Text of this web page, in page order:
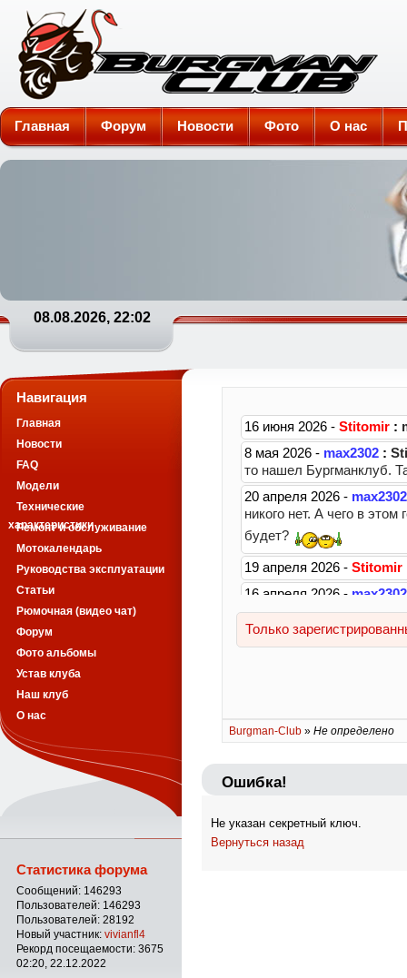
Burgman-Club
Главная Форум Новости Фото О нас
08.08.2026, 22:02
Burgman-Club » Не определено
Ошибка!
Не указан секретный ключ.
Вернуться назад
Навигация
Главная
Новости
FAQ
Модели
Технические
характеристики
Ремонт и обслуживание
Мотокалендарь
Руководства эксплуатации
Статьи
Рюмочная (видео чат)
Форум
Фото альбомы
Устав клуба
Наш клуб
О нас
Статистика форума
Сообщений: 146293
Пользователей: 146293
Пользователей: 28192
Новый участник: vivianfl4
Рекорд посещаемости: 3675
02:20, 22.12.2022